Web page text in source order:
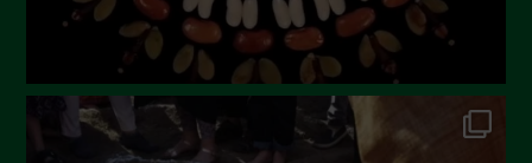
Dicembre 2022
Novembre 2022
Ottobre 2022
Settembre 2022